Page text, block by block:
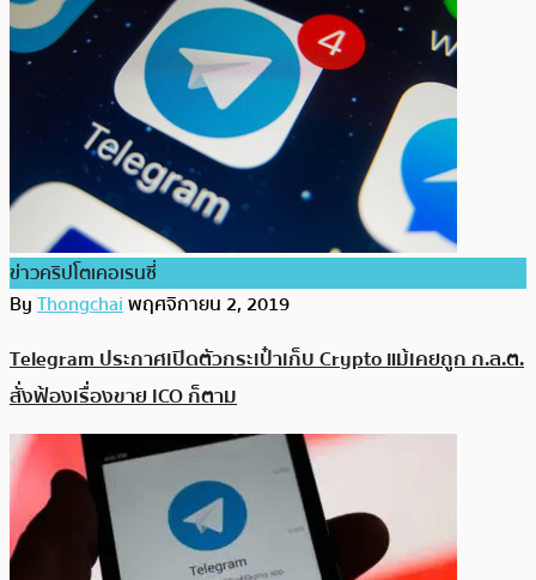
ข่าวคริปโตเคอเรนซี่
ByThongchaiพฤศจิกายน 2, 2019
Telegram ประกาศเปิดตัวกระเป๋าเก็บ Crypto แม้เคยถูก ก.ล.ต.
สั่งฟ้องเรื่องขาย ICO ก็ตาม